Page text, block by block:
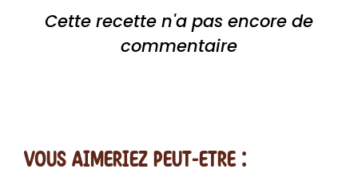
Cette recette n'a pas encore de
commentaire
vous AIMERiEZ PEUT-ETRE :